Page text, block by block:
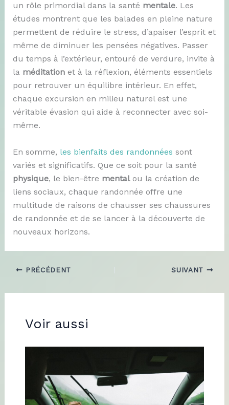
un rôle primordial dans la santé mentale. Les
études montrent que les balades en pleine nature
permettent de réduire le stress, d’apaiser l’esprit et
même de diminuer les pensées négatives. Passer
du temps à l’extérieur, entouré de verdure, invite à
la méditationet à la réflexion, éléments essentiels
pour retrouver un équilibre intérieur. En effet,
chaque excursion en milieu naturel est une
véritable évasion qui aide à reconnecter avec soi-
même.
En somme, les bienfaits des randonnées sont
variés et significatifs. Que ce soit pour la santé
physique, le bien-être mentalou la création de
liens sociaux, chaque randonnée offre une
multitude de raisons de chausser ses chaussures
de randonnée et de se lancer à la découverte de
nouveaux horizons.
PRÉCÉDENT SUIVANT
Voir aussi